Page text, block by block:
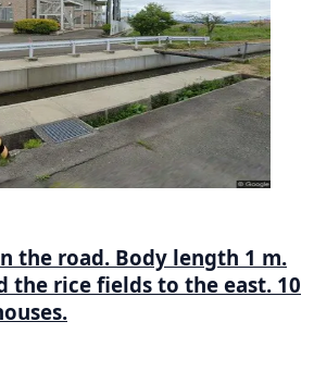
the road. Body length 1 m.
the rice fields to the east. 10